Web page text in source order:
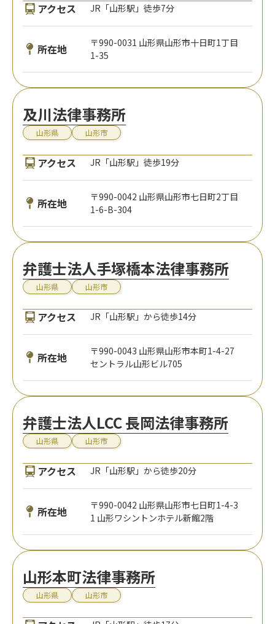
アクセス JR「山形駅」徒歩7分
所在地
〒990-0031 山形県山形市十日町1丁目
1-35
及川法律事務所
山形県 山形市
アクセス JR「山形駅」徒歩19分
所在地
〒990-0042 山形県山形市七日町2丁目
1-6-B-304
弁護士法人手塚橋本法律事務所
山形県 山形市
アクセス JR「山形駅」から徒歩14分
所在地
〒990-0043 山形県山形市本町1-4-27
セントラル山形ビル705
弁護士法人LCC 長岡法律事務所
山形県 山形市
アクセス JR「山形駅」から徒歩20分
所在地
〒990-0042 山形県山形市七日町1-4-3
1 山形ワシントンホテル新館2階
山形本町法律事務所
山形県 山形市